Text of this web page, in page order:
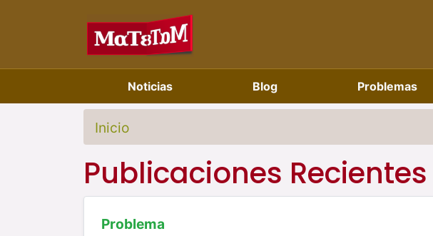
Noticias Blog Problemas
Inicio
Publicaciones Recientes
Problema